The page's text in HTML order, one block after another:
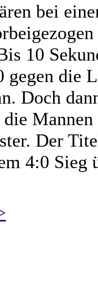
bei
10
gegen die
Doch
Der
4:0 Sieg